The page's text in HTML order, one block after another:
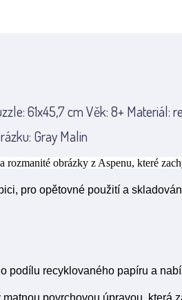
61x45,7 cm Věk: 8+ Materiál:
Gray Malin
rozmanité obrázky z Aspenu, které
pro opětovné použití a
podílu recyklovaného papíru a
povrchovou úpravou, která